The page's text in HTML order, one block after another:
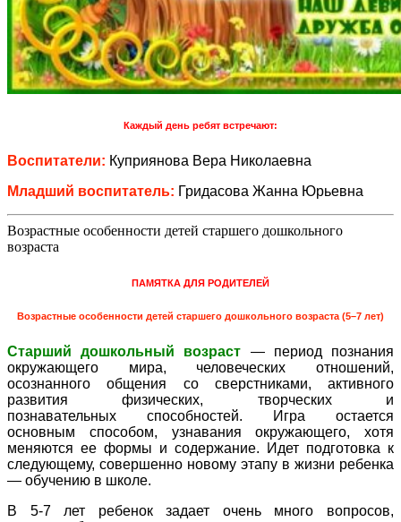
Каждый день ребят встречают:
Воспитатели: Куприянова Вера Николаевна
Младший воспитатель: Гридасова Жанна Юрьевна
Возрастные особенности детей старшего дошкольного
возраста
ПАМЯТКА ДЛЯ РОДИТЕЛЕЙ
Возрастные особенности детей старшего дошкольного возраста (5–7 лет)
Старший дошкольный возраст
— период познания
окружающего мира, человеческих отношений,
осознанного общения со сверстниками, активного
развития физических, творческих и
познавательных способностей. Игра остается
основным способом, узнавания окружающего, хотя
меняются ее формы и содержание. Идет подготовка к
следующему, совершенно новому этапу в жизни ребенка
— обучению в школе.
В 5-7 лет ребенок задает очень много вопросов,